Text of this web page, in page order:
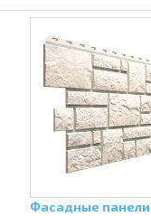
Фасадные панели